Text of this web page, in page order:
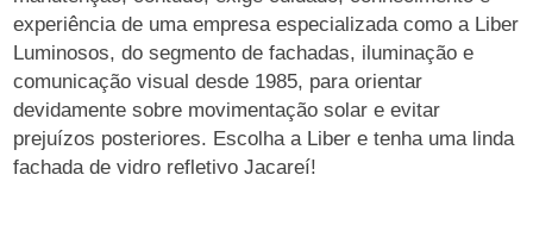
experiência de uma empresa especializada como a Liber
Luminosos, do segmento de fachadas, iluminação e
comunicação visual desde 1985, para orientar
devidamente sobre movimentação solar e evitar
prejuízos posteriores. Escolha a Liber e tenha uma linda
fachada de vidro refletivo Jacareí!